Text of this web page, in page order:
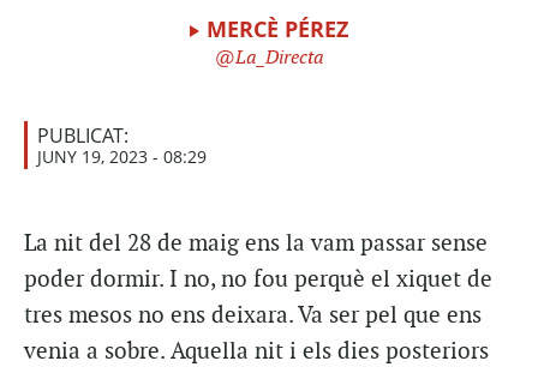
MERCÈ PÉREZ
La_Directa
PUBLICAT:
JUNY 19, 2023 - 08:29
La nit del 28 de maig ens la vam passar sense
poder dormir. I no, no fou perquè el xiquet de
tres mesos no ens deixara. Va ser pel que ens
venia a sobre. Aquella nit i els dies posteriors